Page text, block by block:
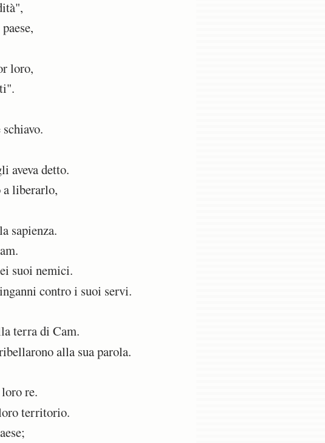
loro,
aveva detto.
liberarlo,
sapienza.
suoi nemici.
contro i suoi servi.
terra di Cam.
alla sua parola.
re.
territorio.